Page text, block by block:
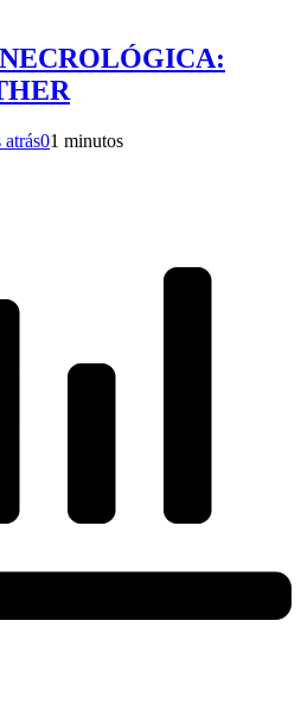
atrás01 minutos